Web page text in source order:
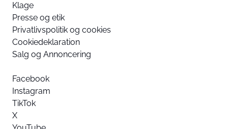
Klage
Presse og etik
Privatlivspolitik og cookies
Cookiedeklaration
Salg og Annoncering
Facebook
Instagram
TikTok
X